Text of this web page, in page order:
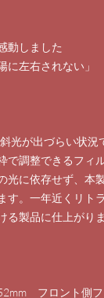
動しました
に左右されない」
光が出づらい状
で調整できるフィ
光に依存せず、本
す。一年近くリト
る製品に仕上がりま
フロント側